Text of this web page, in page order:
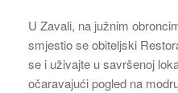
U Zavali, na južnim
smjestio se obiteljski
se i uživajte u savršenoj
očaravajući pogled na